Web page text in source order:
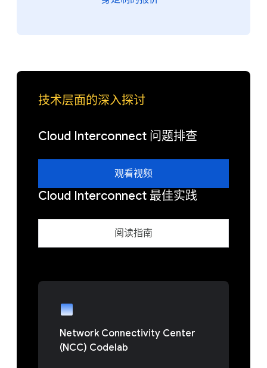
技术层面的深入探讨
Cloud Interconnect 问题排查
观看视频
Cloud Interconnect 最佳实践
阅读指南
Network Connectivity Center
(NCC) Codelab